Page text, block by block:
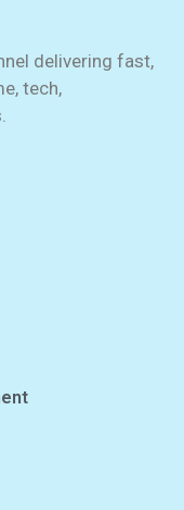
delivering fast,
tech,